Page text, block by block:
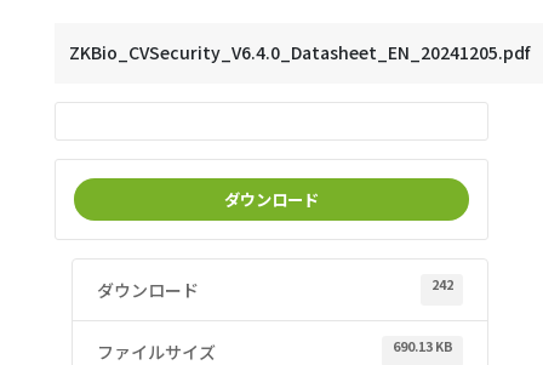
ZKBio_CVSecurity_V6.4.0_Datasheet_EN_20241205.pdf
ダウンロード
ダウンロード 242
ファイルサイズ 690.13 KB